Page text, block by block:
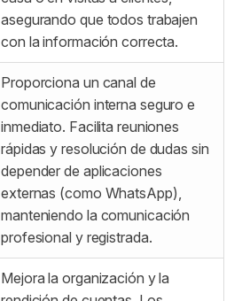
asegurando que todos trabajen
con la información correcta.
Proporciona un canal de
comunicación interna seguro e
inmediato. Facilita reuniones
rápidas y resolución de dudas sin
depender de aplicaciones
externas (como WhatsApp),
manteniendo la comunicación
profesional y registrada.
Mejora la organización y la